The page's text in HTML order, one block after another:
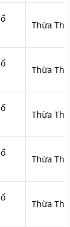
Thừa
Thừa
Thừa
Thừa
Thừa